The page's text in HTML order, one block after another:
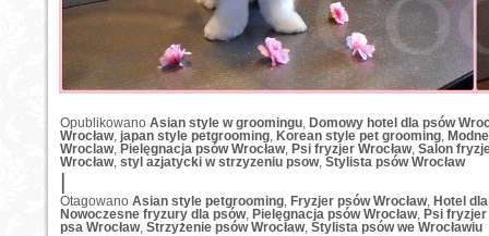
Opublikowano Asian style w groomingu, Domowy hotel dla psów
Wrocław, japan style petgrooming, Korean style pet grooming,
Wroclaw, Pielęgnacja psów Wrocław, Psi fryzjer Wrocław, Salon
Wrocław, styl azjatycki w strzyzeniu psow, Stylista psów Wrocław
|
Otagowano Asian style petgrooming, Fryzjer psów Wrocław, Hotel
Nowoczesne fryzury dla psów, Pielęgnacja psów Wrocław, Psi fryzjer
psa Wrocław, Strzyżenie psów Wrocław, Stylista psów we Wrocławiu